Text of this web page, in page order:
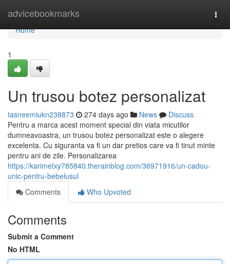
advicebookmarks
Home
Home
1
Un trusou botez personalizat
tasneemiukn238873 274 days ago News
Discuss
Pentru a marca acest moment special din viata micutilor
dumneavoastra, un trusou botez personalizat este o alegere
excelenta. Cu siguranta va fi un dar pretios care va fi tinut minte
pentru ani de zile. Personalizarea
https://karimetxy785840.therainblog.com/36971916/un-cadou-
unic-pentru-bebelusul
Comments
Who Upvoted
Comments
Submit a Comment
No HTML